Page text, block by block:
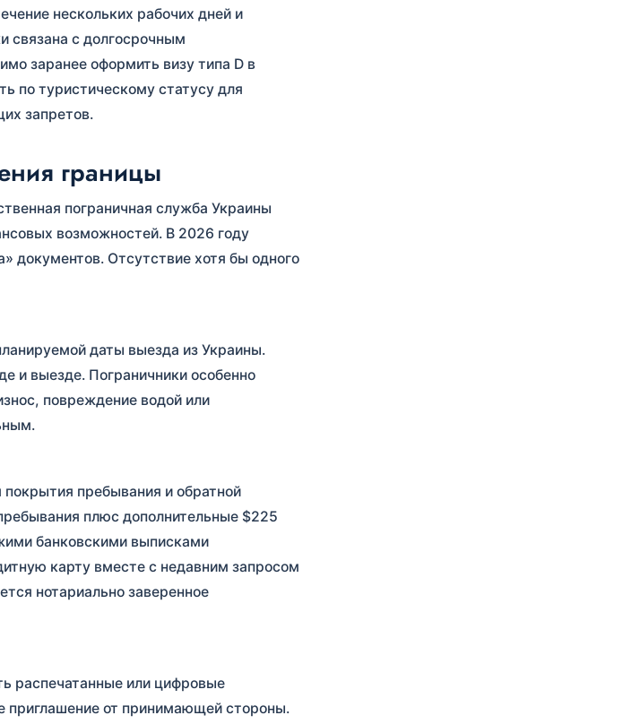
нескольких рабочих дней и
связана с долгосрочным
заранее оформить визу типа D в
по туристическому статусу для
запретов.
границы
пограничная служба Украины
возможностей. В 2026 году
документов. Отсутствие хотя бы одного
даты выезда из Украины.
и выезде. Пограничники особенно
повреждение водой или
пребывания и обратной
плюс дополнительные $225
банковскими выписками
карту вместе с недавним запросом
нотариально заверенное
распечатанные или цифровые
приглашение от принимающей стороны.